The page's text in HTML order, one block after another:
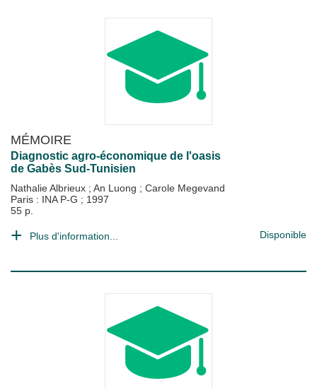
MÉMOIRE
Diagnostic agro-économique de l'oasis
de Gabès Sud-Tunisien
Nathalie Albrieux ; An Luong ; Carole Megevand
Paris : INA P-G ; 1997
55 p.
Plus d'information... Disponible